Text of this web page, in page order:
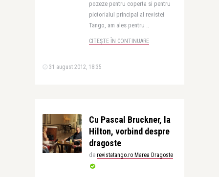
pozeze pentru coperta si pentru
pictorialul principal al revistei
Tango, am ales pentru ..
CITEȘTE ÎN CONTINUARE
31 august 2012, 18:35
Cu Pascal Bruckner, la
Hilton, vorbind despre
dragoste
de revistatango.ro Marea Dragoste